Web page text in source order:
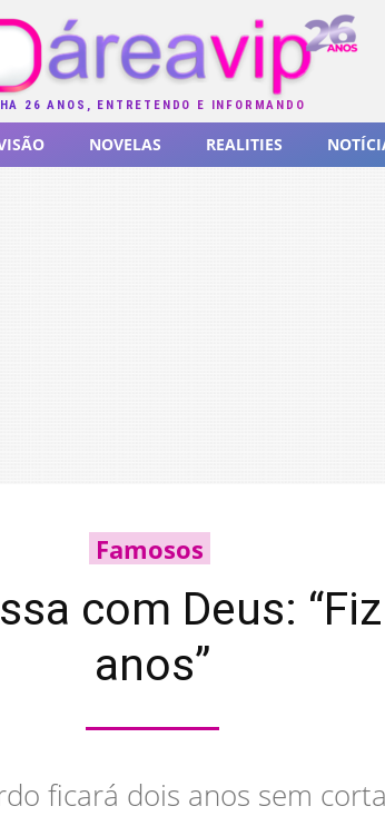
HÁ 26 ANOS, ENTRETENDO E INFORMANDO
NOVELAS REALITIES
Famosos
com Deus:
anos”
ficará dois anos sem